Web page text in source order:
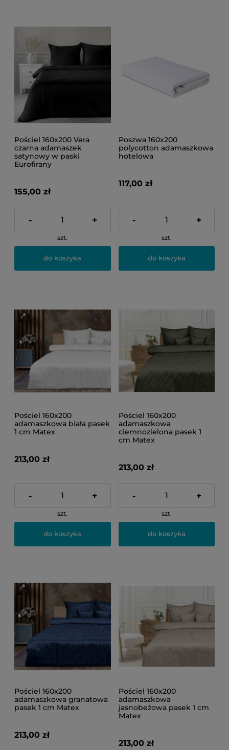
Pościel 160x200 Vera
czarna adamaszek
satynowy w paski
Eurofirany
155,00 zł
- +
szt.
do koszyka
Poszwa 160x200
polycotton adamaszkowa
hotelowa
117,00 zł
- +
szt.
do koszyka
Pościel 160x200
adamaszkowa biała pasek
1 cm Matex
213,00 zł
- +
szt.
do koszyka
Pościel 160x200
adamaszkowa
ciemnozielona pasek 1
cm Matex
213,00 zł
- +
szt.
do koszyka
Pościel 160x200
adamaszkowa granatowa
pasek 1 cm Matex
213,00 zł
Pościel 160x200
adamaszkowa
jasnobeżowa pasek 1 cm
Matex
213,00 zł